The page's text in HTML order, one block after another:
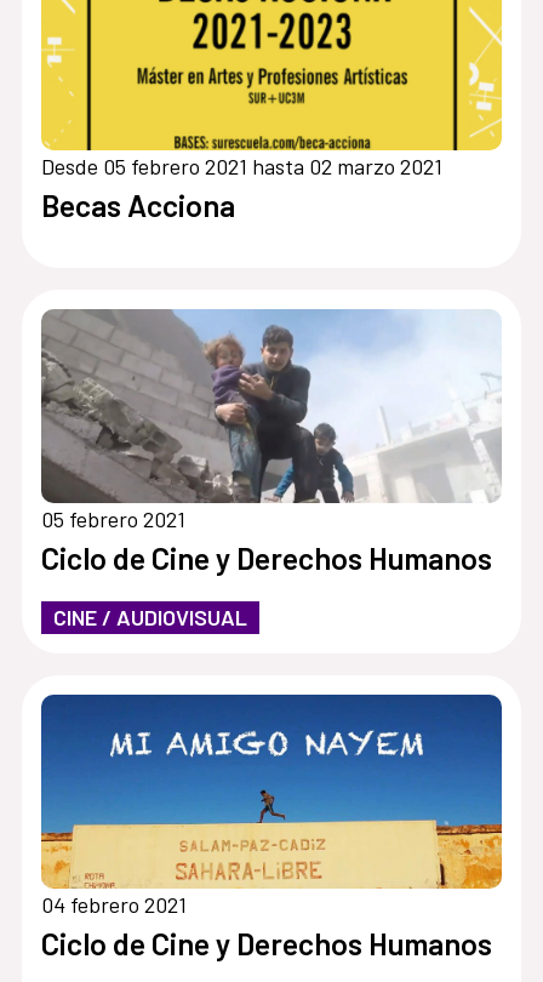
Desde 05 febrero 2021 hasta 02 marzo 2021
Becas Acciona
05 febrero 2021
Ciclo de Cine y Derechos Humanos
CINE / AUDIOVISUAL
04 febrero 2021
Ciclo de Cine y Derechos Humanos